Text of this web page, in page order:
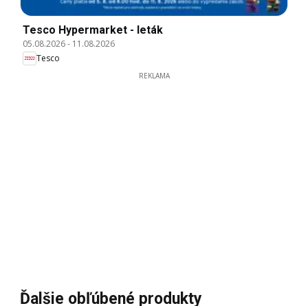
Tesco Hypermarket - leták
05.08.2026- 11.08.2026
Tesco
REKLAMA
Ďalšie obľúbené produkty